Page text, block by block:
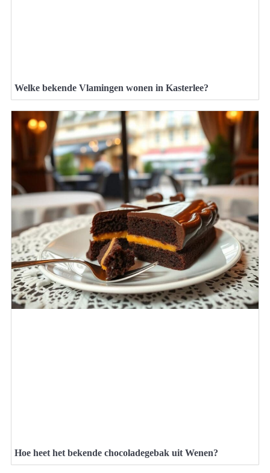
Welke bekende Vlamingen wonen in Kasterlee?
Hoe heet het bekende chocoladegebak uit Wenen?